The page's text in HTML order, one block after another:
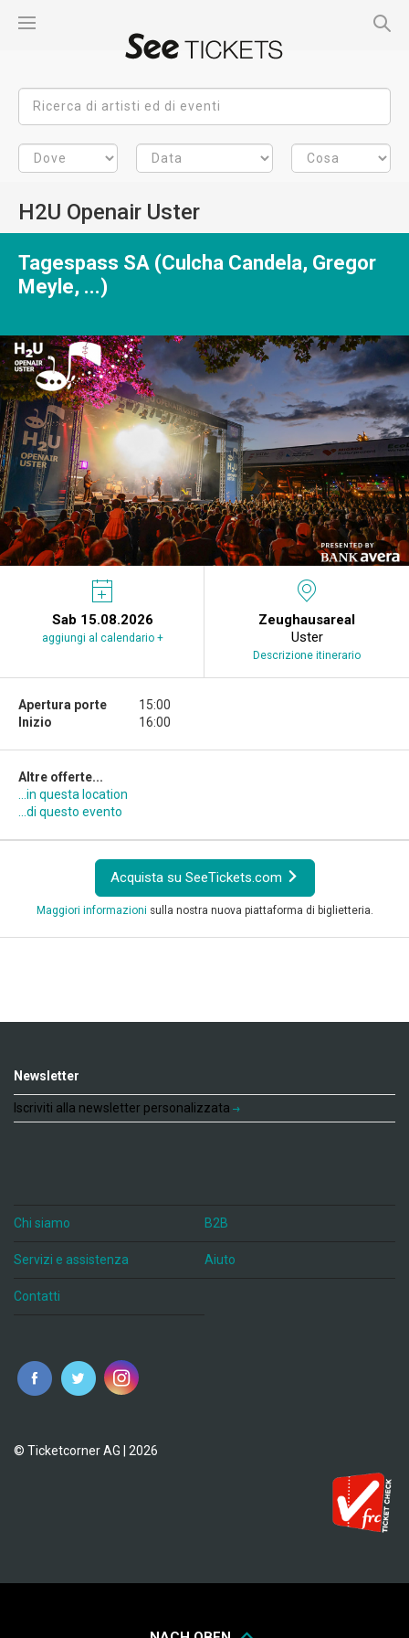
H2U Openair Uster
Tagespass SA (Culcha Candela, Gregor
Meyle, ...)
Sab 15.08.2026
aggiungi al calendario +
Zeughausareal
Uster
Descrizione itinerario
Apertura porte
Inizio
15:00
16:00
Altre offerte...
...in questa location
...di questo evento
Acquista su SeeTickets.com
Maggiori informazioni sulla nostra nuova piattaforma di biglietteria.
Newsletter
Iscriviti alla newsletter personalizzata
Chi siamo B2B
Servizi e assistenza Aiuto
Contatti
© Ticketcorner AG | 2026